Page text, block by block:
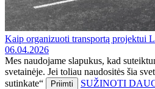
Kaip organizuoti transportą projektui
06.04.2026
Mes naudojame slapukus, kad
svetainėje. Jei toliau naudositės šia
sutinkate“
Priimti SUŽINOTI